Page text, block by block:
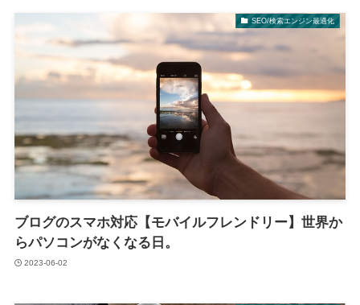
SEO/検索エンジン最適化
ブログのスマホ対応【モバイルフレンドリー】世界か
らパソコンがなくなる日。
2023-06-02